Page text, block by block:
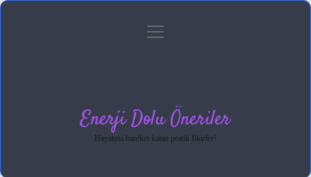
Gizlilik Politikası
menüyü
Enerji Dolu Öneriler
Hayatına hareket katan pratik fikirler!